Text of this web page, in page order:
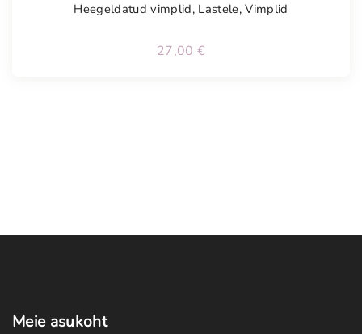
Heegeldatud vimplid, Lastele,Vimplid
27,00 €
Meie asukoht